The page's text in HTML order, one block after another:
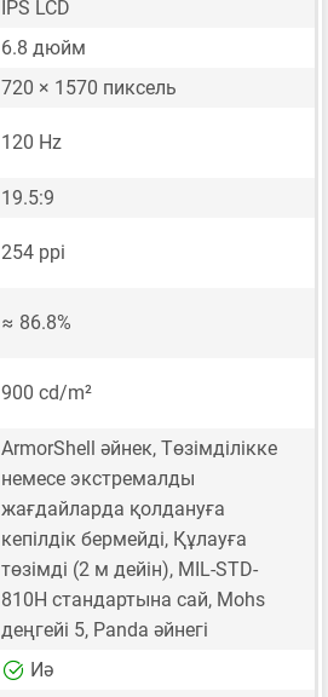
IPS LCD
6.8 дюйм
720 × 1570 пиксель
120 Hz
19.5:9
254 ppi
≈ 86.8%
900 cd/m²
ArmorShell әйнек, Төзімділікке
немесе экстремалды
жағдайларда қолдануға
кепілдік бермейді, Құлауға
төзімді (2 м дейін), MIL-STD-
810H стандартына сай, Mohs
деңгейі 5, Panda әйнегі
Иә